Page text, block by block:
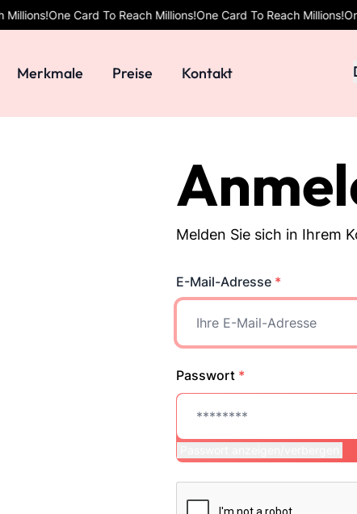
One Card To Reach Millions!One Card To Reach Millions!One Card
Merkmale Preise Kontakt
Melden Sie sich in Ihrem
E-Mail-Adresse *
Passwort *